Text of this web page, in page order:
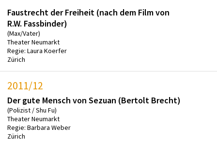
Faustrecht der Freiheit (nach dem Film von
R.W. Fassbinder)
(Max/Vater)
Theater Neumarkt
Regie: Laura Koerfer
Zürich
2011/12
Der gute Mensch von Sezuan (Bertolt Brecht)
(Polizist / Shu Fu)
Theater Neumarkt
Regie: Barbara Weber
Zürich